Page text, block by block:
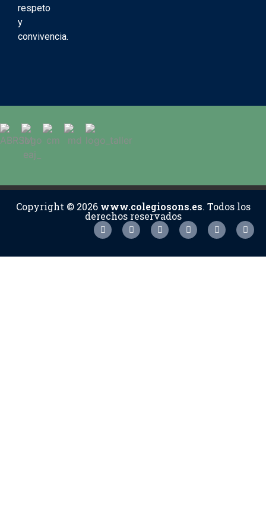
respeto
y
convivencia.
Copyright © 2026 www.colegiosons.es. Todos los
derechos reservados